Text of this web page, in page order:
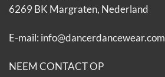
6269 BK Margraten, Nederland
E-mail: info@dancerdancewear.com
NEEM CONTACT OP